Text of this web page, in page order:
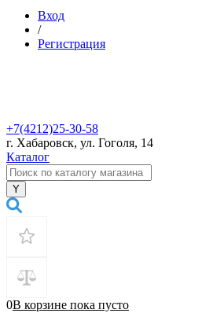
Вход
/
Регистрация
+7(4212)25-30-58
г. Хабаровск, ул. Гоголя, 14
Каталог
0В корзине пока пусто